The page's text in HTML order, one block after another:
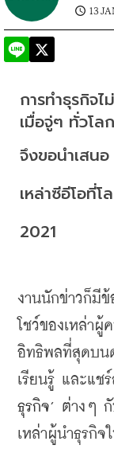
13
การทำธุรกิจ
เมื่อจู่ๆ ทั่วโ
จึงขอนำเสน
เหล่าซีอีโอที่
2021
งานนักข่าวก็มี
โชว์ของเหล่า
อิทธิพลที่สุดบนด
เรียนรู้ และแช
ธุรกิจ’ ต่างๆ
เหล่าผู้นำธุรกิจใ